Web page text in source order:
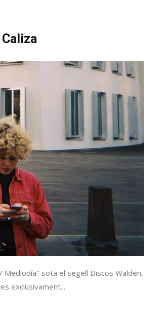
Mediodía" sota el segell Discos Walden,
exclusivament...